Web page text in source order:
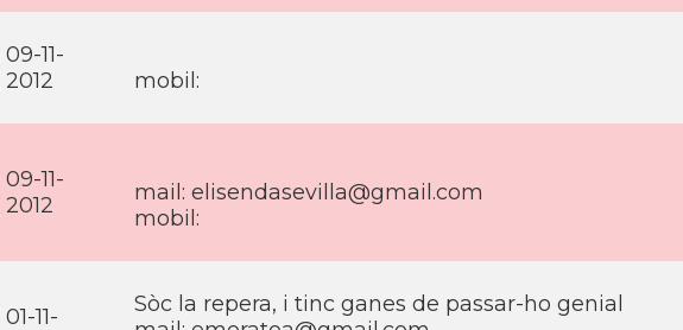
09-11-
2012
mobil:
09-11-
2012
mail: elisendasevilla@gmail.com
mobil:
01-11-
Sòc la repera, i tinc ganes de passar-ho genial